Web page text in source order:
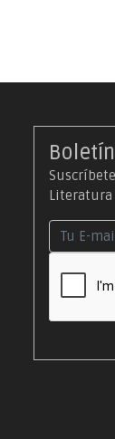
Boletín
Literatura